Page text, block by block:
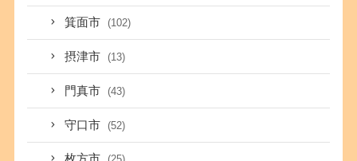
箕面市 (102)
摂津市 (13)
門真市 (43)
守口市 (52)